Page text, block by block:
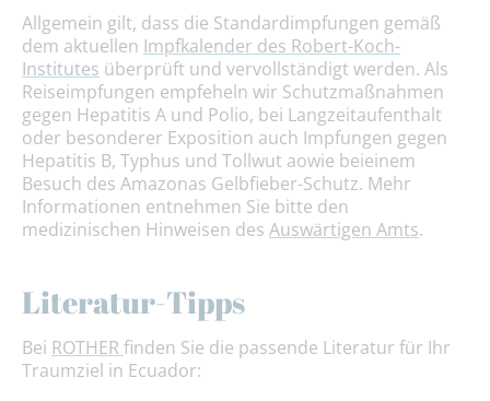
Allgemein gilt, dass die Standardimpfungen gemäß
dem aktuellen Impfkalender des Robert-Koch-
Institutes überprüft und vervollständigt werden. Als
Reiseimpfungen empfeheln wir Schutzmaßnahmen
gegen Hepatitis A und Polio, bei Langzeitaufenthalt
oder besonderer Exposition auch Impfungen gegen
Hepatitis B, Typhus und Tollwut aowie beieinem
Besuch des Amazonas Gelbfieber-Schutz. Mehr
Informationen entnehmen Sie bitte den
medizinischen Hinweisen des Auswärtigen Amts.
Literatur-Tipps
Bei ROTHER finden Sie die passende Literatur für Ihr
Traumziel in Ecuador: